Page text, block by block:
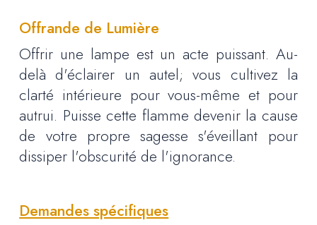
Offrande de Lumière
Offrir une lampe est un acte puissant. Au-
delà d'éclairer un autel; vous cultivez la
clarté intérieure pour vous-même et pour
autrui. Puisse cette flamme devenir la cause
de votre propre sagesse s'éveillant pour
dissiper l'obscurité de l'ignorance.
Demandes spécifiques